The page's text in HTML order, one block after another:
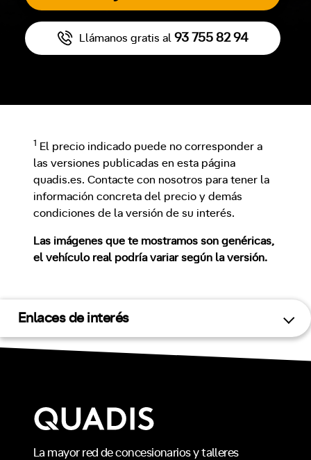
Llámanos gratis al 93 755 82 94
1
El precio indicado puede no corresponder a
las versiones publicadas en esta página
quadis.es. Contacte con nosotros para tener la
información concreta del precio y demás
condiciones de la versión de su interés.
Las imágenes que te mostramos son genéricas,
el vehículo real podría variar según la versión.
Enlaces de interés
La mayor red de concesionarios y talleres